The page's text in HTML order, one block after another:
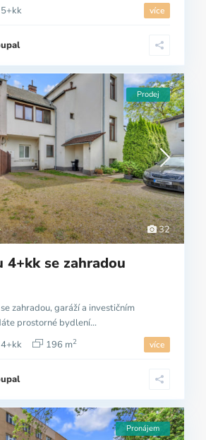
5+kk více
32
Prodej
4+kk se zahradou
zahradou, garáží a investičním
prostorné bydlení...
4+kk 196 m2 více
Pronájem